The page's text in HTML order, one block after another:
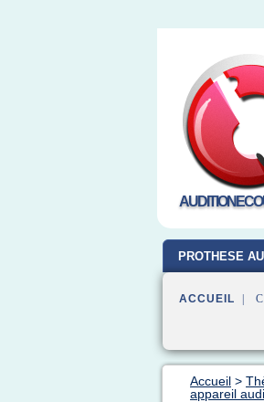
PROTHESE
ACCUEIL |
Accueil >
appareil